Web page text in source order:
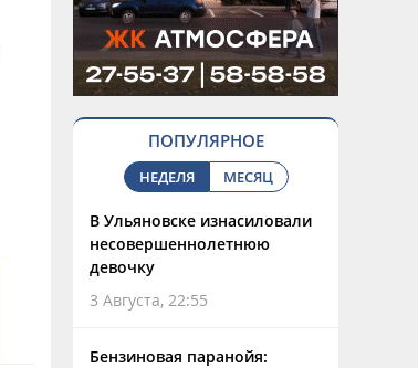
ПОПУЛЯРНОЕ
НЕДЕЛЯ МЕСЯЦ
В Ульяновске изнасиловали
несовершеннолетнюю
девочку
3 Августа, 22:55
Бензиновая паранойя: